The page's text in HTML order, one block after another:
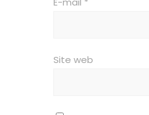
Site web